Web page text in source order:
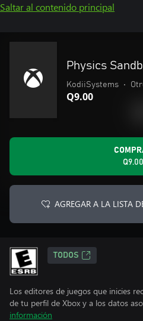
Saltar al contenido principal
Physics
KodiiSystems •
Q9.00
Q9.00
AGREGAR A LA LISTA
TODOS
Los editores de juegos que inicies
de tu perfil de Xbox y a los datos
información